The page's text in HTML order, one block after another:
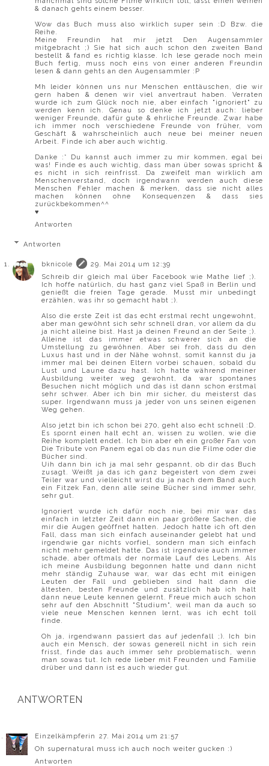
& danach gehts einem besser.
Wow das Buch muss also wirklich super sein :D Bzw. die
Reihe.
Meine Freundin hat mir jetzt Den Augensammler
mitgebracht ;) Sie hat sich auch schon den zweiten Band
bestellt & fand es richtig klasse. Ich lese gerade noch mein
Buch fertig, muss noch eins von einer anderen Freundin
lesen & dann gehts an den Augensammler :P
Mh leider können uns nur Menschen enttäuschen, die wir
gern haben & denen wir viel anvertraut haben. Verraten
wurde ich zum Glück noch nie, aber einfach "ignoriert" zu
werden kenn ich. Genau so denke ich jetzt auch: lieber
weniger Freunde, dafür gute & ehrliche Freunde. Zwar habe
ich immer noch verschiedene Freunde von früher, vom
Geschäft & wahrscheinlich auch neue bei meiner neuen
Arbeit. Finde ich aber auch wichtig.
Danke :* Du kannst auch immer zu mir kommen, egal bei
was! Finde es auch wichtig, dass man über sowas spricht &
es nicht in sich reinfrisst. Da zweifelt man wirklich am
Menschenverstand, doch irgendwann werden auch diese
Menschen Fehler machen & merken, dass sie nicht alles
machen können ohne Konsequenzen & dass sies
zurückbekommen^^
♥
Antworten
Antworten
bknicole
29. Mai 2014 um 12:39
Schreib dir gleich mal über Facebook wie Mathe lief ;).
Ich hoffe natürlich, du hast ganz viel Spaß in Berlin und
genießt die freien Tage gerade. Musst mir unbedingt
erzählen, was ihr so gemacht habt ;).
Also die erste Zeit ist das echt erstmal recht ungewohnt,
aber man gewöhnt sich sehr schnell dran, vor allem da du
ja nicht alleine bist. Hast ja deinen Freund an der Seite ;).
Alleine ist das immer etwas schwerer sich an die
Umstellung zu gewöhnen. Aber sei froh, dass du den
Luxus hast und in der Nähe wohnst, somit kannst du ja
immer mal bei deinen Eltern vorbei schauen, sobald du
Lust und Laune dazu hast. Ich hatte während meiner
Ausbildung weiter weg gewohnt, da war spontanes
Besuchen nicht möglich und das ist dann schon erstmal
sehr schwer. Aber ich bin mir sicher, du meisterst das
super. Irgendwann muss ja jeder von uns seinen eigenen
Weg gehen.
Also jetzt bin ich schon bei 270, geht also echt schnell :D.
Es spornt einen halt echt an, wissen zu wollen, wie die
Reihe komplett endet. Ich bin aber eh ein großer Fan von
Die Tribute von Panem egal ob das nun die Filme oder die
Bücher sind.
Uih dann bin ich ja mal sehr gespannt, ob dir das Buch
zusagt. Weißt ja das ich ganz begeistert von dem zwei
Teiler war und vielleicht wirst du ja nach dem Band auch
ein Fitzek Fan, denn alle seine Bücher sind immer sehr,
sehr gut.
Ignoriert wurde ich dafür noch nie, bei mir war das
einfach in letzter Zeit dann ein paar größere Sachen, die
mir die Augen geöffnet hatten. Jedoch hatte ich oft den
Fall, dass man sich einfach auseinander gelebt hat und
irgendwie gar nichts vorfiel, sondern man sich einfach
nicht mehr gemeldet hatte. Das ist irgendwie auch immer
schade, aber oftmals der normale Lauf des Lebens. Als
ich meine Ausbildung begonnen hatte und dann nicht
mehr ständig Zuhause war, war das echt mit einigen
Leuten der Fall und geblieben sind halt dann die
ältesten, besten Freunde und zusätzlich hab ich halt
dann neue Leute kennen gelernt. Freue mich auch schon
sehr auf den Abschnitt "Studium", weil man da auch so
viele neue Menschen kennen lernt, was ich echt toll
finde.
Oh ja, irgendwann passiert das auf jedenfall ;). Ich bin
auch ein Mensch, der sowas generell nicht in sich rein
frisst, finde das auch immer sehr problematisch, wenn
man sowas tut. Ich rede lieber mit Freunden und Familie
drüber und dann ist es auch wieder gut.
ANTWORTEN
Einzelkämpferin
27. Mai 2014 um 21:57
Oh supernatural muss ich auch noch weiter gucken :)
Antworten